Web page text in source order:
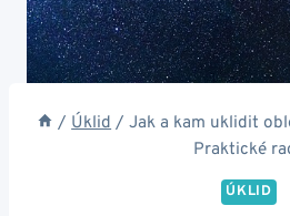
/ Úklid / Jak a kam uklidit
Praktické
ÚKLID